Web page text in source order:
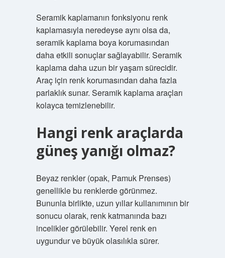
Seramik kaplamanın fonksiyonu renk
kaplamasıyla neredeyse aynı olsa da,
seramik kaplama boya korumasından
daha etkili sonuçlar sağlayabilir. Seramik
kaplama daha uzun bir yaşam sürecidir.
Araç için renk korumasından daha fazla
parlaklık sunar. Seramik kaplama araçları
kolayca temizlenebilir.
Hangi renk araçlarda
güneş yanığı olmaz?
Beyaz renkler (opak, Pamuk Prenses)
genellikle bu renklerde görünmez.
Bununla birlikte, uzun yıllar kullanımının bir
sonucu olarak, renk katmanında bazı
incelikler görülebilir. Yerel renk en
uygundur ve büyük olasılıkla sürer.